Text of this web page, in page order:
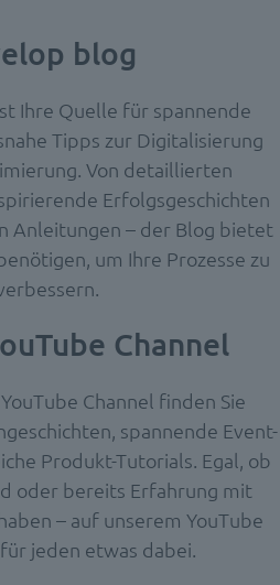
blog
Ihre Quelle für spannende
Tipps zur Digitalisierung
Von detaillierten
Erfolgsgeschichten
Anleitungen – der Blog bietet
um Ihre Prozesse zu
Channel
Channel finden Sie
spannende Event-
Produkt-Tutorials. Egal, ob
oder bereits Erfahrung mit
– auf unserem YouTube
jeden etwas dabei.